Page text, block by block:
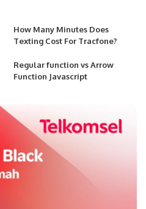
How Many Minutes Does
Texting Cost For Tracfone?
Regular function vs Arrow
Function Javascript